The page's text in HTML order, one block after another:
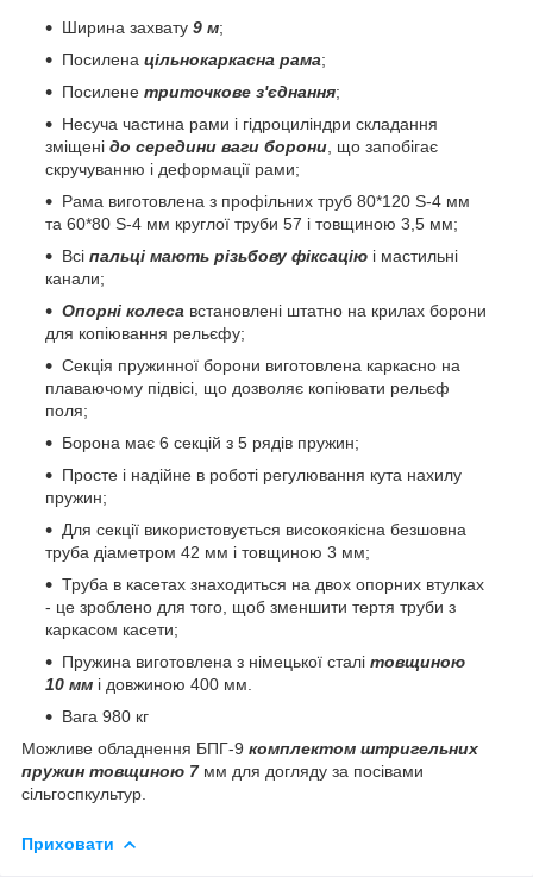
Ширина захвату 9 м;
Посилена цільнокаркасна рама;
Посилене триточкове з'єднання;
Несуча частина рами і гідроциліндри складання
зміщені до середини ваги борони , що запобігає
скручуванню і деформації рами;
Рама виготовлена з профільних труб 80*120 S-4 мм
та 60*80 S-4 мм круглої труби 57 і товщиною 3,5 мм;
Всі пальці мають різьбову фіксацію і мастильні
канали;
Опорні колеса встановлені штатно на крилах борони
для копіювання рельєфу;
Секція пружинної борони виготовлена каркасно на
плаваючому підвісі, що дозволяє копіювати рельєф
поля;
Борона має 6 секцій з 5 рядів пружин;
Просте і надійне в роботі регулювання кута нахилу
пружин;
Для секції використовується високоякісна безшовна
труба діаметром 42 мм і товщиною 3 мм;
Труба в касетах знаходиться на двох опорних втулках
- це зроблено для того, щоб зменшити тертя труби з
каркасом касети;
Пружина виготовлена з німецької сталі товщиною
10 мм і довжиною 400 мм.
Вага 980 кг
Можливе обладнення БПГ-9 комплектом штригельних
пружин товщиною 7мм для догляду за посівами
сільгоспкультур.
Приховати